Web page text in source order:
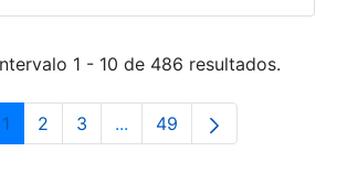
1 - 10 de 486 resultados.
Página
1 Página
2 Página
3 ...Páginas intermedias Use
Página
49